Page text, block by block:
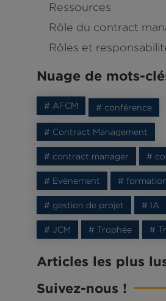
Ressources
Rôle du contract
Rôles et
Nuage de mots-
# AFCM # conférence
# Contract Management
# contract manager #
# Evènement #
# gestion de projet # IA
# JCM # Trophée #
Articles les plus
Suivez-nous !